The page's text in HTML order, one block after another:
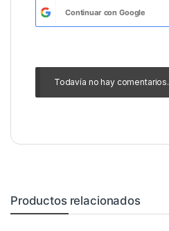
Continuar conGoogle
Todavía no hay comentarios.
Productos relacionados